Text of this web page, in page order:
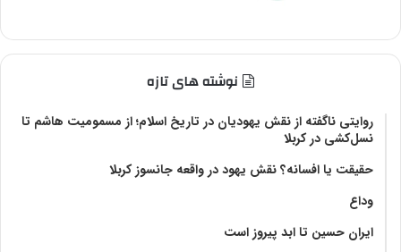
نوشته های تازه
روایتی ناگفته از نقش یهودیان در تاریخ اسلام؛ از مسمومیت هاشم تا
نسل‌کشی در کربلا
حقیقت یا افسانه؟‌ نقش یهود در واقعه جانسوز کربلا
وداع
ایران حسین تا ابد پیروز است